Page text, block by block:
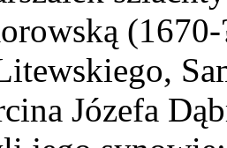
(1670-
Józefa